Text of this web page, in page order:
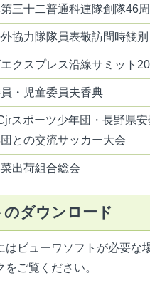
三十二普通科連隊創隊46
協力隊隊員表敬訪問時餞別
クスプレス沿線サミット
・児童委員夫香典
スポーツ少年団・長野県
との交流サッカー大会
出荷組合総会
ダウンロード
ビューワソフトが必要な
ご覧ください。